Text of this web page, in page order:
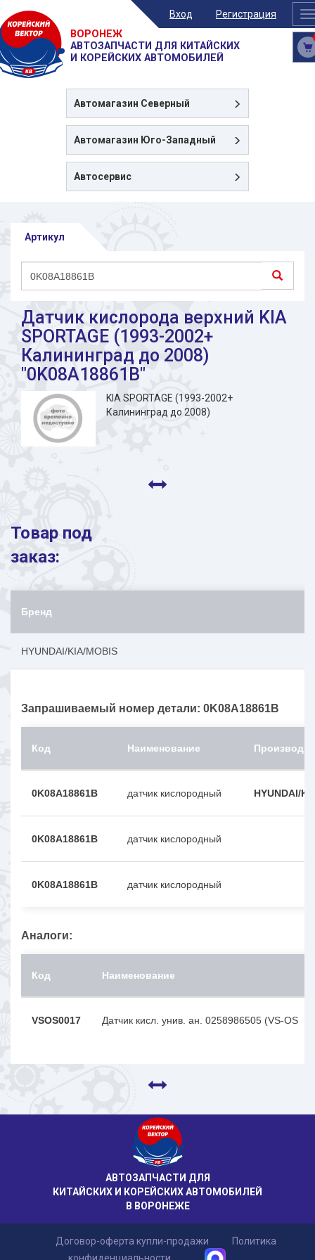
Вход Регистрация
ВОРОНЕЖ
АВТОЗАПЧАСТИ ДЛЯ КИТАЙСКИХ
И КОРЕЙСКИХ АВТОМОБИЛЕЙ
Автомагазин Северный
Автомагазин Юго-Западный
Автосервис
Артикул
Датчик кислорода верхний KIA
SPORTAGE (1993-2002+
Калининград до 2008)
"0K08A18861B"
KIA SPORTAGE (1993-2002+
Калининград до 2008)
Товар под
заказ:
Бренд
HYUNDAI/KIA/MOBIS
Запрашиваемый номер детали: 0K08A18861B
Код Наименование
0K08A18861B датчик кислородный HYUNDAI/
0K08A18861B датчик кислородный
0K08A18861B датчик кислородный
Аналоги:
Код Наименование
VSOS0017 Датчик кисл. унив. ан. 0258986505 (VS-OS
АВТОЗАПЧАСТИ ДЛЯ
КИТАЙСКИХ И КОРЕЙСКИХ АВТОМОБИЛЕЙ
В ВОРОНЕЖЕ
Договор-оферта купли-продажи
Политика
конфиденциальности